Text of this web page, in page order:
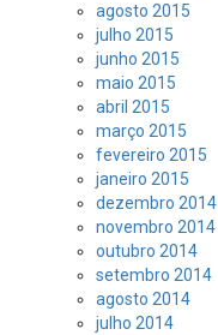
agosto 2015
julho 2015
junho 2015
maio 2015
abril 2015
março 2015
fevereiro 2015
janeiro 2015
dezembro 2014
novembro 2014
outubro 2014
setembro 2014
agosto 2014
julho 2014